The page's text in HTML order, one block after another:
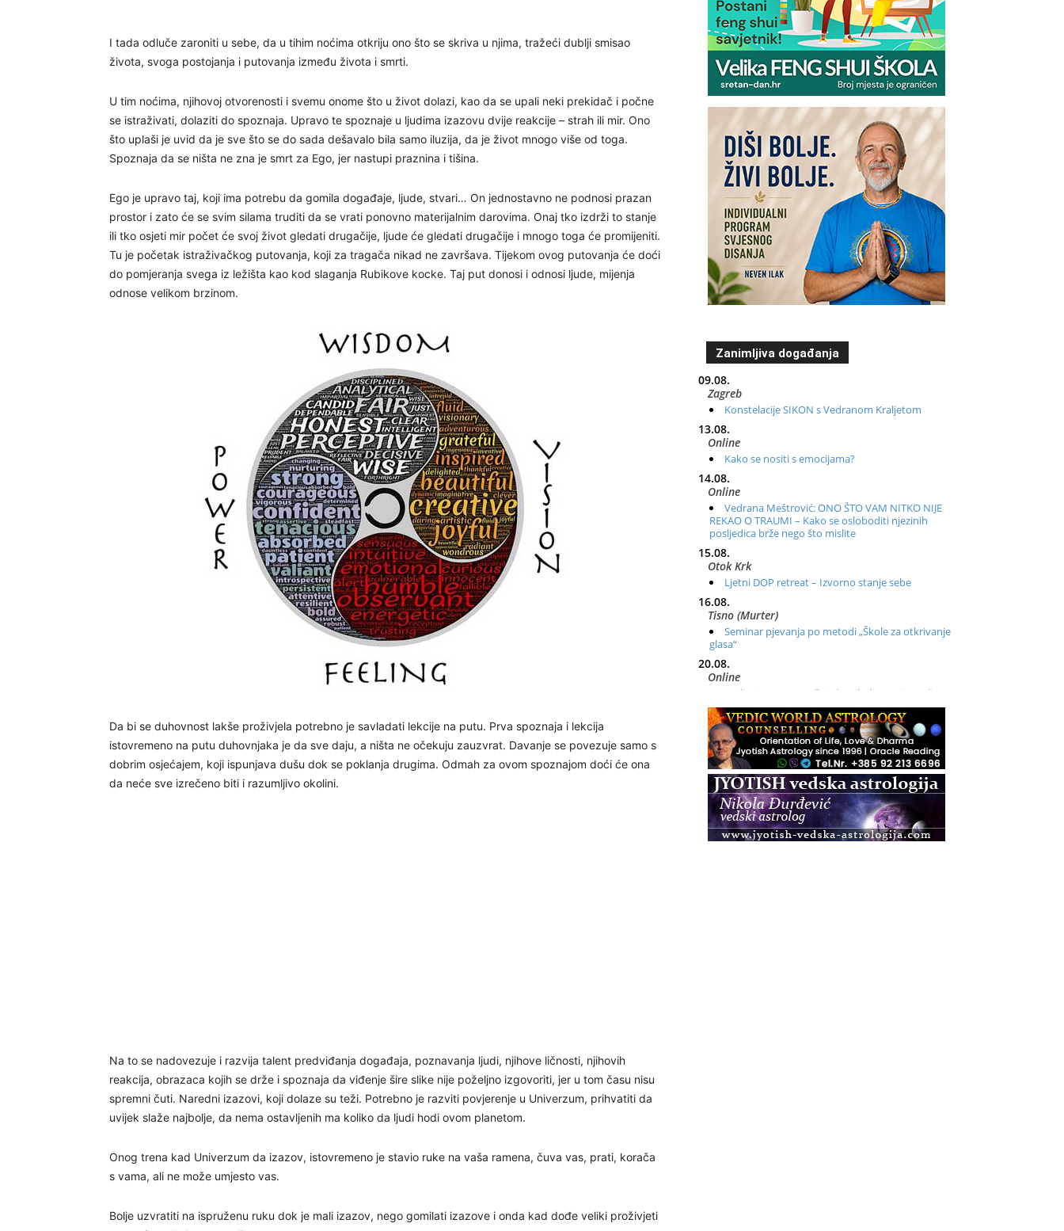
I tada odluče zaroniti u sebe, da u tihim noćima otkriju ono što se skriva u njima, tražeći dublji smisao
života, svoga postojanja i putovanja između života i smrti.
U tim noćima, njihovoj otvorenosti i svemu onome što u život dolazi, kao da se upali neki prekidač i počne
se istraživati, dolaziti do spoznaja. Upravo te spoznaje u ljudima izazovu dvije reakcije – strah ili mir. Ono
što uplaši je uvid da je sve što se do sada dešavalo bila samo iluzija, da je život mnogo više od toga.
Spoznaja da se ništa ne zna je smrt za Ego, jer nastupi praznina i tišina.
Ego je upravo taj, koji ima potrebu da gomila događaje, ljude, stvari… On jednostavno ne podnosi prazan
prostor i zato će se svim silama truditi da se vrati ponovno materijalnim darovima. Onaj tko izdrži to stanje
ili tko osjeti mir počet će svoj život gledati drugačije, ljude će gledati drugačije i mnogo toga će promijeniti.
Tu je početak istraživačkog putovanja, koji za tragača nikad ne završava. Tijekom ovog putovanja će doći
do pomjeranja svega iz ležišta kao kod slaganja Rubikove kocke. Taj put donosi i odnosi ljude, mijenja
odnose velikom brzinom.
Da bi se duhovnost lakše proživjela potrebno je savladati lekcije na putu. Prva spoznaja i lekcija
istovremeno na putu duhovnjaka je da sve daju, a ništa ne očekuju zauzvrat. Davanje se povezuje samo s
dobrim osjećajem, koji ispunjava dušu dok se poklanja drugima. Odmah za ovom spoznajom doći će ona
da neće sve izrečeno biti i razumljivo okolini.
Na to se nadovezuje i razvija talent predviđanja događaja, poznavanja ljudi, njihove ličnosti, njihovih
reakcija, obrazaca kojih se drže i spoznaja da viđenje šire slike nije poželjno izgovoriti, jer u tom času nisu
spremni čuti. Naredni izazovi, koji dolaze su teži. Potrebno je razviti povjerenje u Univerzum, prihvatiti da
uvijek slaže najbolje, da nema ostavljenih ma koliko da ljudi hodi ovom planetom.
Onog trena kad Univerzum da izazov, istovremeno je stavio ruke na vaša ramena, čuva vas, prati, korača
s vama, ali ne može umjesto vas.
Bolje uzvratiti na ispruženu ruku dok je mali izazov, nego gomilati izazove i onda kad dođe veliki proživjeti
Zanimljiva događanja
09.08.
Zagreb
Konstelacije SIKON s Vedranom Kraljetom
13.08.
Online
Kako se nositi s emocijama?
14.08.
Online
Vedrana Meštrović: ONO ŠTO VAM NITKO NIJE
REKAO O TRAUMI – Kako se osloboditi njezinih
posljedica brže nego što mislite
15.08.
Otok Krk
Ljetni DOP retreat – Izvorno stanje sebe
16.08.
Tisno (Murter)
Seminar pjevanja po metodi „Škole za otkrivanje
glasa“
20.08.
Online
Radionica: Pomagači iz drugih dimenzija Online –
otvoreno za sve
21.08.
Zagreb+Online
Osnovni ThetaHealing® tečaj, Zagreb i Online
22.08.
Pula
Access BARS®, otpusti stres
23.08.
Pula